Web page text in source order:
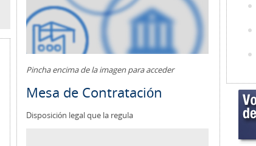
Pincha encima de la imagen para acceder
Mesa de Contratación
Disposición legal que la regula